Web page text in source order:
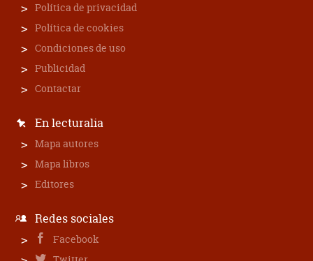
Política de privacidad
Política de cookies
Condiciones de uso
Publicidad
Contactar
En lecturalia
Mapa autores
Mapa libros
Editores
Redes sociales
Facebook